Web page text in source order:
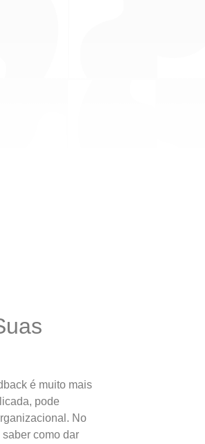
é muito mais
pode
No
como dar